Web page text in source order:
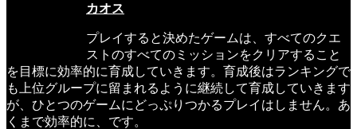
カオス
プレイすると決めたゲームは、すべてのクエ
ストのすべてのミッションをクリアすること
を目標に効率的に育成していきます。育成後はランキングで
も上位グループに留まれるように継続して育成していきます
が、ひとつのゲームにどっぷりつかるプレイはしません。あ
くまで効率的に、です。